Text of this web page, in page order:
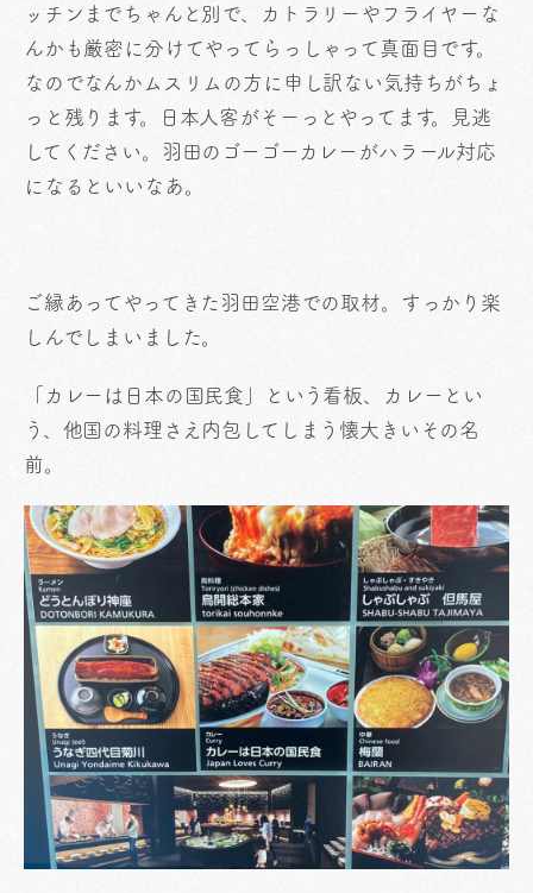
ッチンまでちゃんと別で、カトラリーやフライヤーな
んかも厳密に分けてやってらっしゃって真面目です。
なのでなんかムスリムの方に申し訳ない気持ちがちょ
っと残ります。日本人客がそーっとやってます。見逃
してください。羽田のゴーゴーカレーがハラール対応
になるといいなあ。
ご縁あってやってきた羽田空港での取材。すっかり楽
しんでしまいました。
「カレーは日本の国民食」という看板、カレーとい
う、他国の料理さえ内包してしまう懐大きいその名
前。